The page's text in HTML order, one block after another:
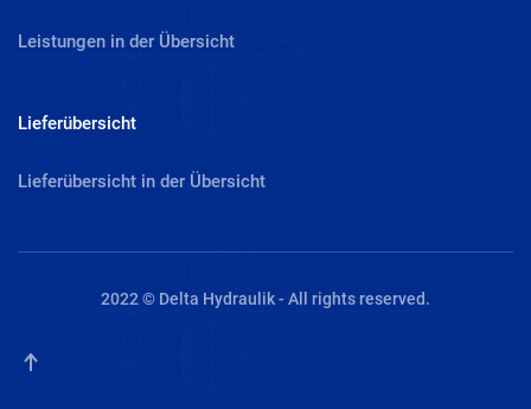
Leistungen in der Übersicht
Lieferübersicht
Lieferübersicht in der Übersicht
2022 © Delta Hydraulik - All rights reserved.